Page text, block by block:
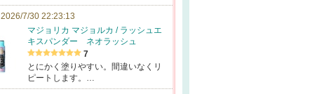
2026/7/30 22:23:13
マジョリカ マジョルカ / ラッシュエ
キスパンダー ネオラッシュ
7
とにかく塗りやすい。間違いなくリ
ピートします。…